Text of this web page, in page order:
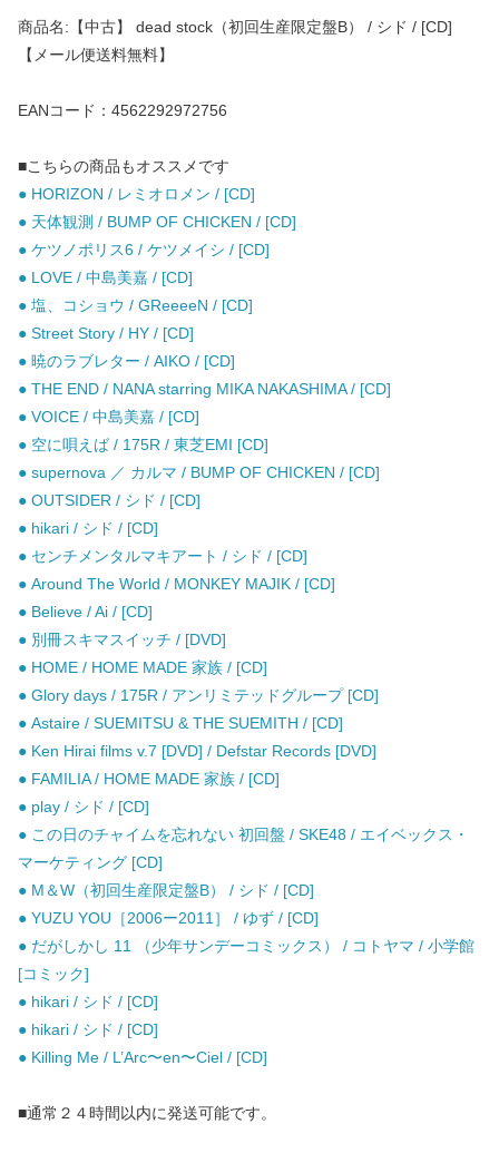
商品名:【中古】 dead stock（初回生産限定盤B） / シド / [CD]
【メール便送料無料】
EANコード：4562292972756
■こちらの商品もオススメです
● HORIZON / レミオロメン / [CD]
● 天体観測 / BUMP OF CHICKEN / [CD]
● ケツノポリス6 / ケツメイシ / [CD]
● LOVE / 中島美嘉 / [CD]
● 塩、コショウ / GReeeeN / [CD]
● Street Story / HY / [CD]
● 暁のラブレター / AIKO / [CD]
● THE END / NANA starring MIKA NAKASHIMA / [CD]
● VOICE / 中島美嘉 / [CD]
● 空に唄えば / 175R / 東芝EMI [CD]
● supernova ／ カルマ / BUMP OF CHICKEN / [CD]
● OUTSIDER / シド / [CD]
● hikari / シド / [CD]
● センチメンタルマキアート / シド / [CD]
● Around The World / MONKEY MAJIK / [CD]
● Believe / Ai / [CD]
● 別冊スキマスイッチ / [DVD]
● HOME / HOME MADE 家族 / [CD]
● Glory days / 175R / アンリミテッドグループ [CD]
● Astaire / SUEMITSU & THE SUEMITH / [CD]
● Ken Hirai films v.7 [DVD] / Defstar Records [DVD]
● FAMILIA / HOME MADE 家族 / [CD]
● play / シド / [CD]
● この日のチャイムを忘れない 初回盤 / SKE48 / エイベックス・
マーケティング [CD]
● M＆W（初回生産限定盤B） / シド / [CD]
● YUZU YOU［2006ー2011］ / ゆず / [CD]
● だがしかし 11 （少年サンデーコミックス） / コトヤマ / 小学館
[コミック]
● hikari / シド / [CD]
● hikari / シド / [CD]
● Killing Me / L’Arc〜en〜Ciel / [CD]
■通常２４時間以内に発送可能です。